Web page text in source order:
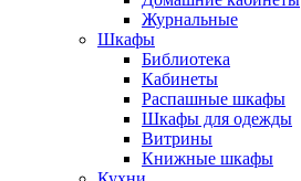
Журнальные
Шкафы
Библиотека
Кабинеты
Распашные шкафы
Шкафы для одежды
Витрины
Книжные шкафы